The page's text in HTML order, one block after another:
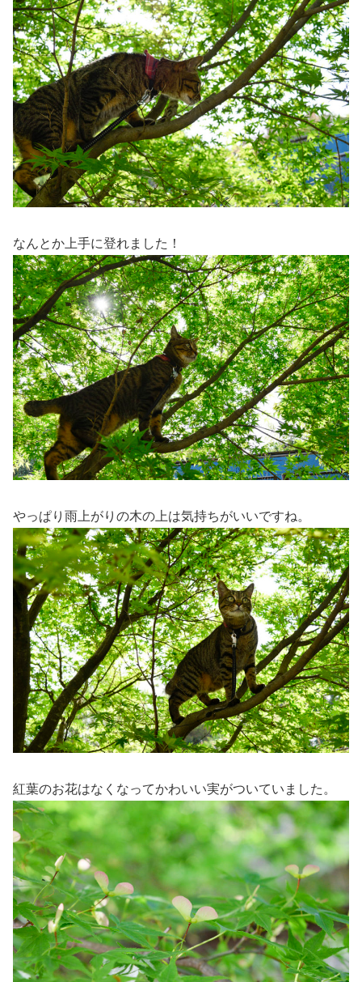
なんとか上手に登れました！
やっぱり雨上がりの木の上は気持ちがいいですね。
紅葉のお花はなくなってかわいい実がついていました。